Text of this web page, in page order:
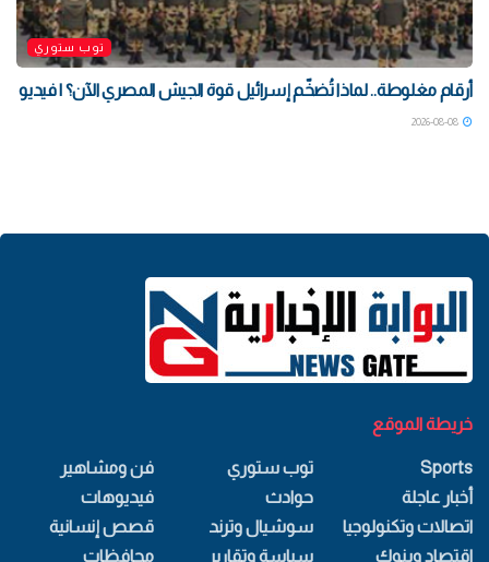
توب ستوري
أرقام مغلوطة.. لماذا تُضخّم إسرائيل قوة الجيش المصري الآن؟ | فيديو
خريطة الموقع
Sports
أخبار عاجلة
اتصالات وتكنولوجيا
اقتصاد وبنوك
توب ستوري
حوادث
سوشيال وترند
سياسة وتقارير
فن ومشاهير
فيديوهات
قصص إنسانية
محافظات